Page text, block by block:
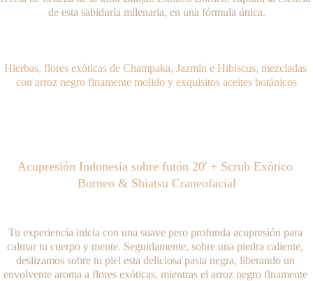
de esta sabiduría milenaria, en una fórmula única.
Hierbas, flores exóticas de Champaka, Jazmín e Hibiscus, mezcladas
con arroz negro finamente molido y exquisitos aceites botánicos
Tu experiencia inicia con una suave pero profunda acupresión para
calmar tu cuerpo y mente. Seguidamente, sobre una piedra caliente,
deslizamos sobre tu piel esta deliciosa pasta negra, liberando un
envolvente aroma a flores exóticas, mientras el arroz negro finamente
Acupresión Indonesia sobre futón 20' + Scrub Exótico
Borneo & Shiatsu Craneofacial